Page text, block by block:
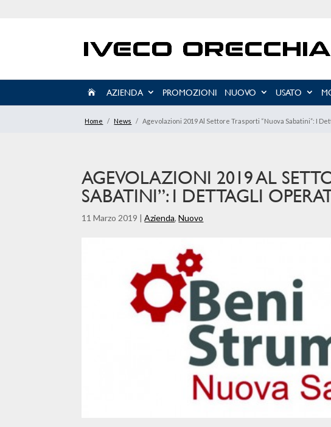
 AZIENDA PROMOZIONI NUOVO USATO
Home / News / Agevolazioni 2019 Al Settore Trasporti “Nuova Sabatini”: I
AGEVOLAZIONI 2019 AL
SABATINI”: I DETTAGLI
11 Marzo 2019 |Azienda,Nuovo